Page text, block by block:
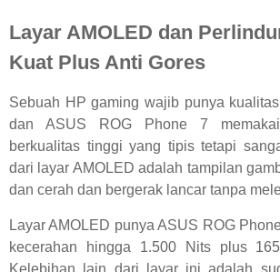
Layar AMOLED dan
Kuat Plus Anti Gores
Sebuah HP gaming wajib punya
dan ASUS ROG Phone 7
berkualitas tinggi yang tipis tetapi
dari layar AMOLED adalah tampilan
dan cerah dan bergerak lancar tanpa
Layar AMOLED punya ASUS ROG
kecerahan hingga 1.500 Nits plus